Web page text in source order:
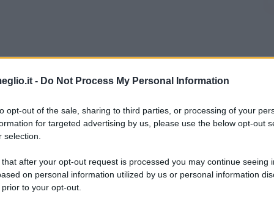
- Do Not Process My Personal Information
opt-out of the sale, sharing to third parties, or processing of your
for targeted advertising by us, please use the below opt-out
selection.
that after your opt-out request is processed you may continue seeing
on personal information utilized by us or personal information
to your opt-out.
1967 nella città di Milano. Come medico
della libera professione,